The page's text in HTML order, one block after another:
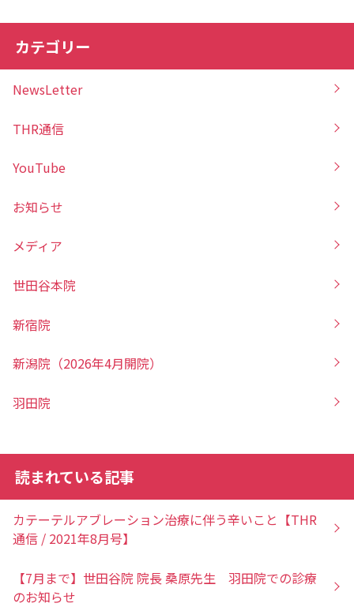
カテゴリー
NewsLetter
THR通信
YouTube
お知らせ
メディア
世田谷本院
新宿院
新潟院（2026年4月開院）
羽田院
読まれている記事
カテーテルアブレーション治療に伴う辛いこと【THR
通信 / 2021年8月号】
【7月まで】世田谷院 院長 桑原先生 羽田院での診療
のお知らせ